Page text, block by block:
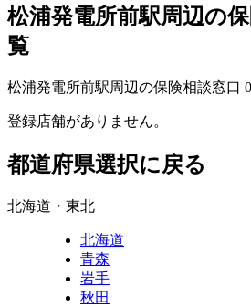
松浦発電所前駅周辺の
覧
松浦発電所前駅周辺の保険相談窓口 0
登録店舗がありません。
都道府県選択に戻る
北海道・東北
北海道
青森
岩手
秋田